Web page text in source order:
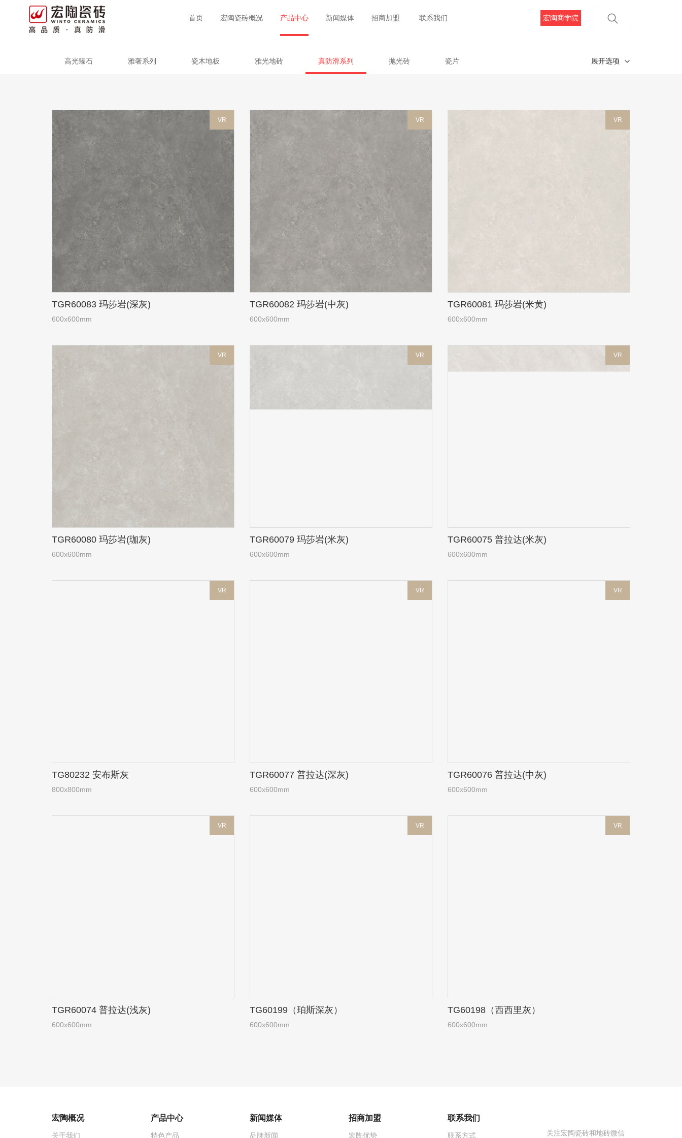
首页 宏陶瓷砖概况 产品中心 新闻媒体 招商加盟 联系我们 宏陶商学院
高光臻石 雅奢系列 瓷木地板 雅光地砖 真防滑系列 抛光砖 瓷片 展开选项
VR
TGR60083 玛莎岩(深灰)
600x600mm
VR
TGR60082 玛莎岩(中灰)
600x600mm
VR
TGR60081 玛莎岩(米黄)
600x600mm
VR
TGR60080 玛莎岩(珈灰)
600x600mm
VR
TGR60079 玛莎岩(米灰)
600x600mm
VR
TGR60075 普拉达(米灰)
600x600mm
VR
TG80232 安布斯灰
800x800mm
VR
TGR60077 普拉达(深灰)
600x600mm
VR
TGR60076 普拉达(中灰)
600x600mm
VR
TGR60074 普拉达(浅灰)
600x600mm
VR
TG60199（珀斯深灰）
600x600mm
VR
TG60198（西西里灰）
600x600mm
宏陶概况
关于我们
产品中心
特色产品
新闻媒体
品牌新闻
招商加盟
宏陶优势
联系我们
联系方式 关注宏陶瓷砖和地砖微信